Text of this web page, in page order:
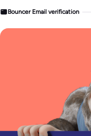
Bouncer Email verification